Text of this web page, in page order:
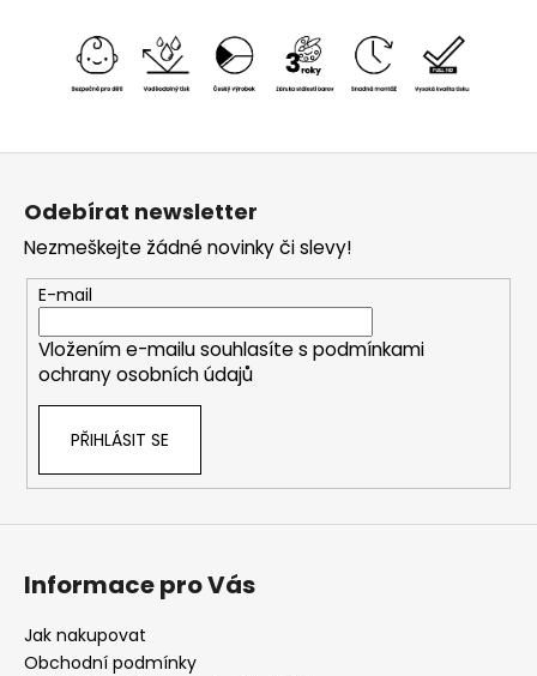
Z
Odebírat newsletter
Nezmeškejte žádné novinky či slevy!
E-mail
Vložením e-mailu souhlasíte s podmínkami
ochrany osobních údajů
PŘIHLÁSIT SE
Informace pro Vás
Jak nakupovat
Obchodní podmínky